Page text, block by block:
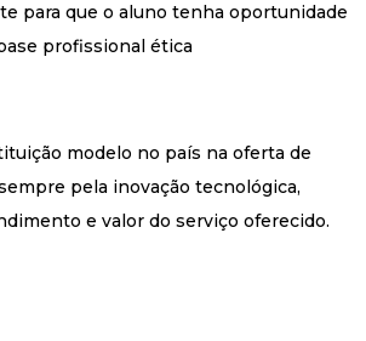
para que o aluno tenha oportunidade
profissional ética
modelo no país na oferta de
pela inovação tecnológica,
e valor do serviço oferecido.